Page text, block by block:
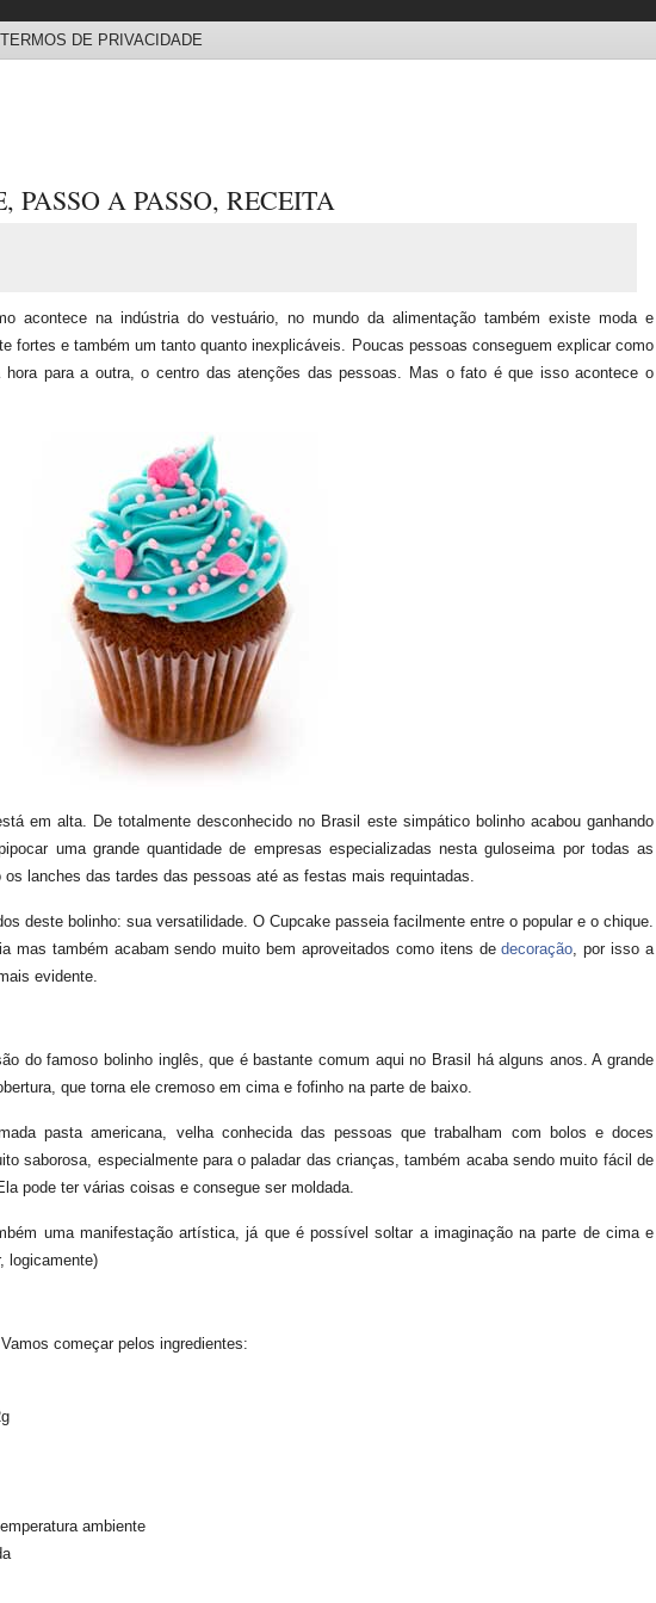
DE PRIVACIDADE
PASSO A PASSO, RECEITA
acontece na indústria do vestuário, no mundo da alimentação também existe moda e
fortes e também um tanto quanto inexplicáveis. Poucas pessoas conseguem explicar como
hora para a outra, o centro das atenções das pessoas. Mas o fato é que isso acontece o
em alta. De totalmente desconhecido no Brasil este simpático bolinho acabou ganhando
uma grande quantidade de empresas especializadas nesta guloseima por todas as
lanches das tardes das pessoas até as festas mais requintadas.
deste bolinho: sua versatilidade. O Cupcake passeia facilmente entre o popular e o chique.
mas também acabam sendo muito bem aproveitados como itens dedecoração, por isso a
evidente.
do famoso bolinho inglês, que é bastante comum aqui no Brasil há alguns anos. A grande
que torna ele cremoso em cima e fofinho na parte de baixo.
pasta americana, velha conhecida das pessoas que trabalham com bolos e doces
saborosa, especialmente para o paladar das crianças, também acaba sendo muito fácil de
pode ter várias coisas e consegue ser moldada.
uma manifestação artística, já que é possível soltar a imaginação na parte de cima e
logicamente)
começar pelos ingredientes:
ambiente